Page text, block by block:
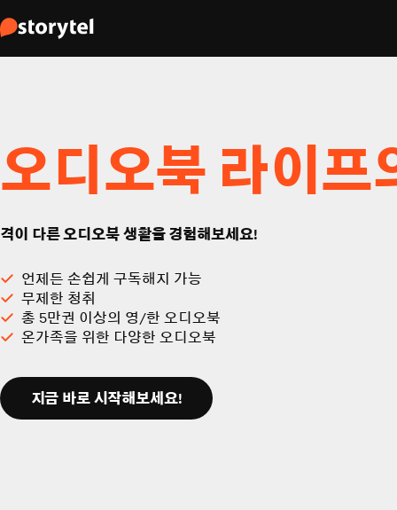
오디오북 라이프
격이 다른 오디오북 생활을 경험해보세요!
언제든 손쉽게 구독해지 가능
무제한 청취
총 5만권 이상의 영/한 오디오북
온가족을 위한 다양한 오디오북
지금 바로 시작해보세요!